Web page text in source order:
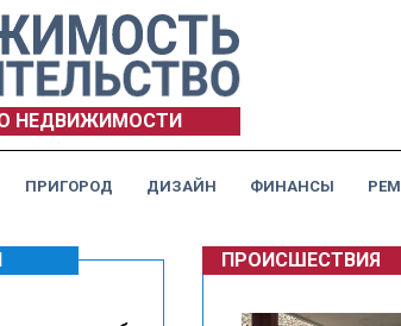
НЕДВИЖИМОСТИ
ПРИГОРОД ДИЗАЙН ФИНАНСЫ
ПРОИСШЕСТВИЯ